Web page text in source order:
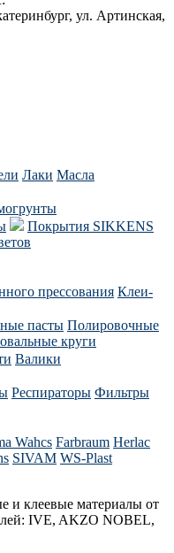
ул. Артинская,
Лаки Масла
Покрытия SIKKENS
прессования Клеи-
пасты Полировочные
круги
Валики
Респираторы Фильтры
Wahcs Farbraum Herlac
SIVAM WS-Plast
и клеевые материалы от
IVE, AKZO NOBEL,